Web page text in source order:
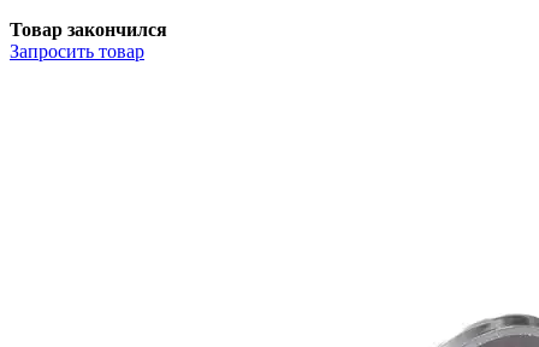
Товар закончился
Запросить товар